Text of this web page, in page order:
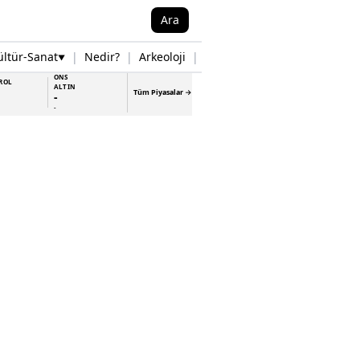
Ara
Sanat▼ | Nedir? | Arkeoloji |
ONS
ALTIN
-
-
Tüm Piyasalar →